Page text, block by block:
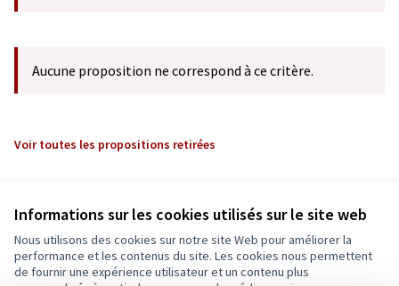
Informations sur les cookies utilisés sur le site web
Nous utilisons des cookies sur notre site Web pour améliorer la
performance et les contenus du site. Les cookies nous permettent
de fournir une expérience utilisateur et un contenu plus
Aucune proposition ne correspond à ce critère.
Voir toutes les propositions retirées